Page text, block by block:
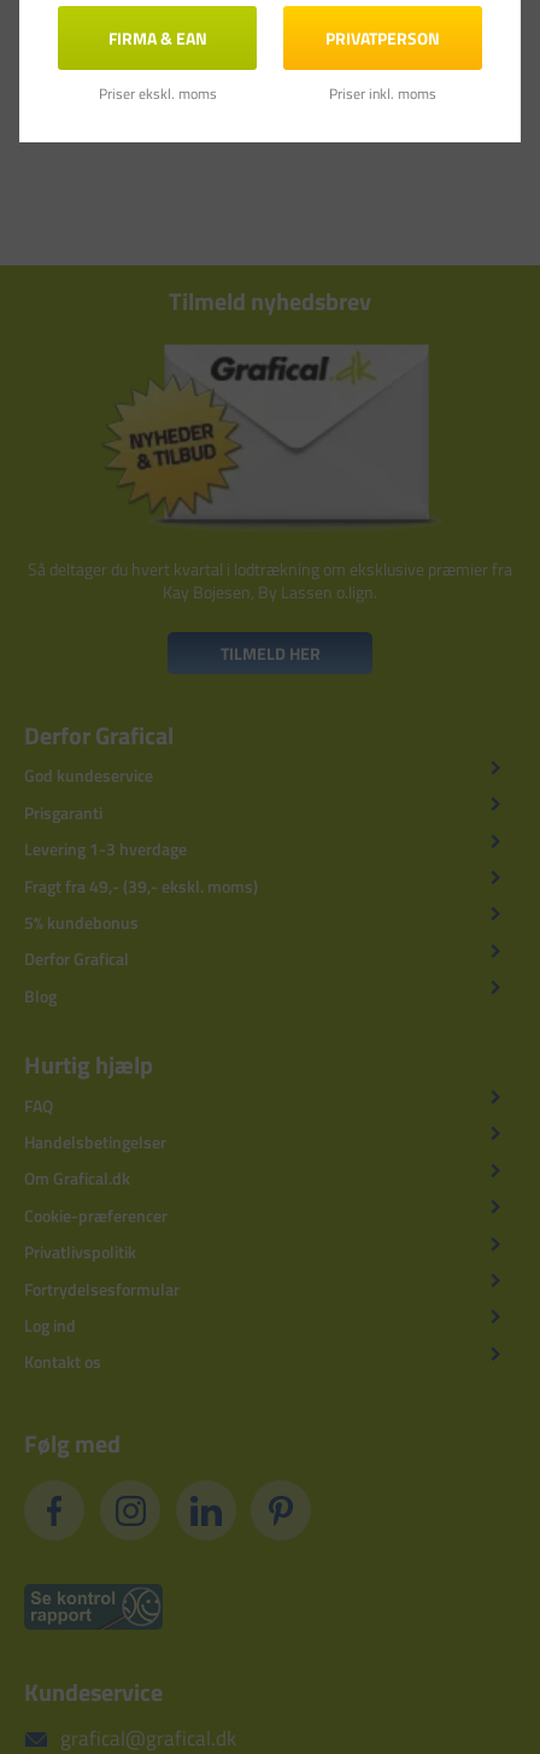
Tilmeld nyhedsbrev
Så deltager du hvert kvartal i lodtrækning om eksklusive præmier fra
Kay Bojesen, By Lassen o.lign.
TILMELD HER
Derfor Grafical
God kundeservice
Prisgaranti
Levering 1-3 hverdage
Fragt fra 49,- (39,- ekskl. moms)
5% kundebonus
Derfor Grafical
Blog
Hurtig hjælp
FAQ
Handelsbetingelser
Om Grafical.dk
Cookie-præferencer
Privatlivspolitik
Fortrydelsesformular
Log ind
Kontakt os
Følg med
Kundeservice
grafical@grafical.dk
FIRMA & EAN
Priser ekskl. moms
PRIVATPERSON
Priser inkl. moms